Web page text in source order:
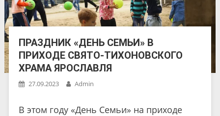
ПРАЗДНИК «ДЕНЬ СЕМЬИ» В
ПРИХОДЕ СВЯТО-ТИХОНОВСКОГО
ХРАМА ЯРОСЛАВЛЯ
27.09.2023 Admin
В этом году «День Семьи» на приходе